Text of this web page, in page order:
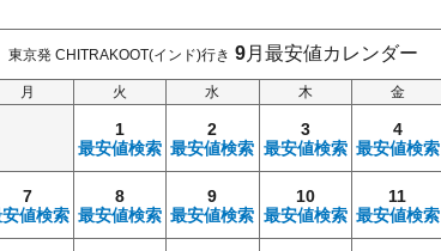
東京発 CHITRAKOOT(インド)行き 9月最安値カレンダー
月 火 水 木 金
1
最安値検索
2
最安値検索
3
最安値検索
4
最安値検索
7
値検索
8
最安値検索
9
最安値検索
10
最安値検索
11
最安値検索